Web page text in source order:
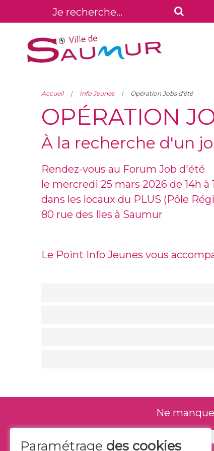
Accueil Info Jeunes Opération Jobs d'été
OPÉRATION
À la recherche d'un
Rendez-vous au Forum Job d'été
le mercredi 25 mars 2026 de 14h à
dans les locaux du PLUS (Pôle
80 rue des Iles à Saumur
Le Point Info Jeunes vous
Candidater à un forum job
Tableau de suivi de candidature
Les travaux saisonniers agricoles
Paramétrage des cookies
Ne